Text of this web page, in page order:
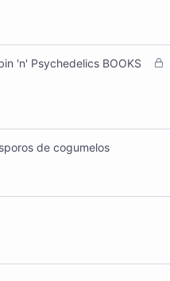
B
'n' Psychedelics BOOKS
de cogumelos